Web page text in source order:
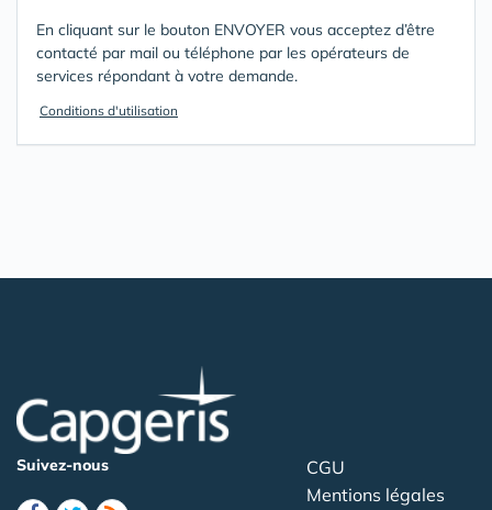
En cliquant sur le bouton ENVOYER vous acceptez d’être
contacté par mail ou téléphone par les opérateurs de
services répondant à votre demande.
Conditions d'utilisation
Suivez-nous
CGU
Mentions légales